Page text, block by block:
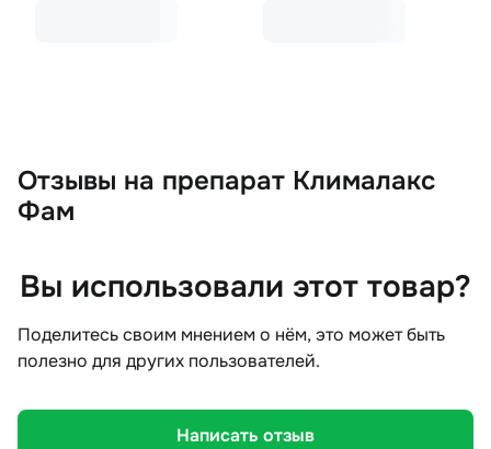
Отзывы на препарат Клималакс
Фам
Вы использовали этот товар?
Поделитесь своим мнением о нём, это может быть
полезно для других пользователей.
Написать отзыв